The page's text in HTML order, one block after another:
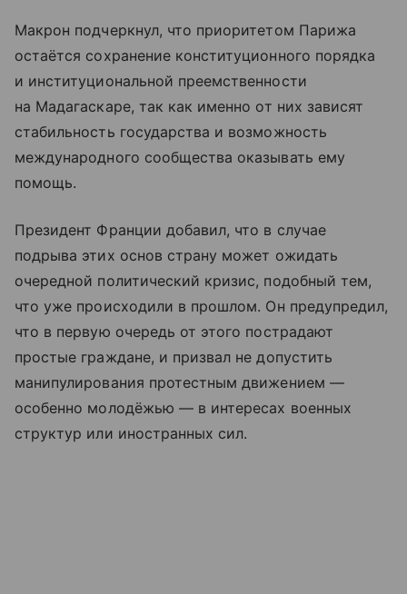
Макрон подчеркнул, что приоритетом Парижа
остаётся сохранение конституционного порядка
и институциональной преемственности
на Мадагаскаре, так как именно от них зависят
стабильность государства и возможность
международного сообщества оказывать ему
помощь.
Президент Франции добавил, что в случае
подрыва этих основ страну может ожидать
очередной политический кризис, подобный тем,
что уже происходили в прошлом. Он предупредил,
что в первую очередь от этого пострадают
простые граждане, и призвал не допустить
манипулирования протестным движением —
особенно молодёжью — в интересах военных
структур или иностранных сил.